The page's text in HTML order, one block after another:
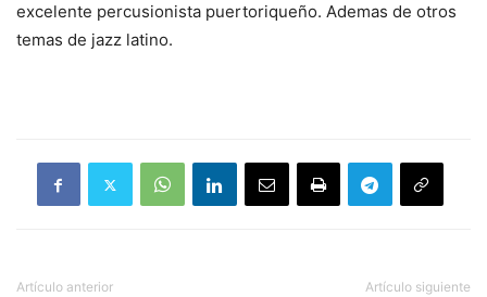
excelente percusionista puertoriqueño. Ademas de otros
temas de jazz latino.
Artículo anterior Artículo siguiente